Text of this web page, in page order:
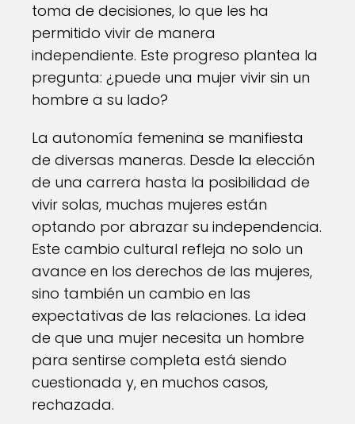
toma de decisiones, lo que les ha
permitido vivir de manera
independiente. Este progreso plantea la
pregunta: ¿puede una mujer vivir sin un
hombre a su lado?
La autonomía femenina se manifiesta
de diversas maneras. Desde la elección
de una carrera hasta la posibilidad de
vivir solas, muchas mujeres están
optando por abrazar su independencia.
Este cambio cultural refleja no solo un
avance en los derechos de las mujeres,
sino también un cambio en las
expectativas de las relaciones. La idea
de que una mujer necesita un hombre
para sentirse completa está siendo
cuestionada y, en muchos casos,
rechazada.